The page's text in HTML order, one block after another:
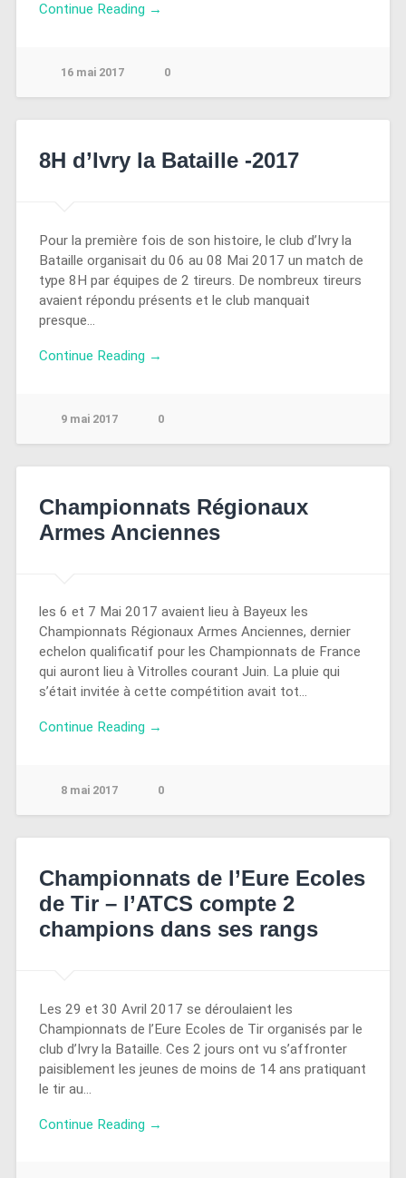
Continue Reading →
16 mai 2017 0
8H d’Ivry la Bataille -2017
Pour la première fois de son histoire, le club d’Ivry la
Bataille organisait du 06 au 08 Mai 2017 un match de
type 8H par équipes de 2 tireurs. De nombreux tireurs
avaient répondu présents et le club manquait
presque…
Continue Reading →
9 mai 2017 0
Championnats Régionaux
Armes Anciennes
les 6 et 7 Mai 2017 avaient lieu à Bayeux les
Championnats Régionaux Armes Anciennes, dernier
echelon qualificatif pour les Championnats de France
qui auront lieu à Vitrolles courant Juin. La pluie qui
s’était invitée à cette compétition avait tot…
Continue Reading →
8 mai 2017 0
Championnats de l’Eure Ecoles
de Tir – l’ATCS compte 2
champions dans ses rangs
Les 29 et 30 Avril 2017 se déroulaient les
Championnats de l’Eure Ecoles de Tir organisés par le
club d’Ivry la Bataille. Ces 2 jours ont vu s’affronter
paisiblement les jeunes de moins de 14 ans pratiquant
le tir au…
Continue Reading →